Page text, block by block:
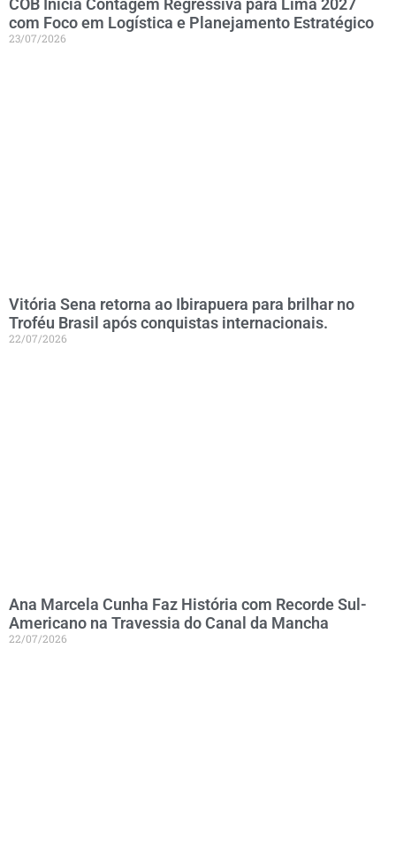
com Foco em Logística e Planejamento Estratégico
23/07/2026
Vitória Sena retorna ao Ibirapuera para brilhar no
Troféu Brasil após conquistas internacionais.
22/07/2026
Ana Marcela Cunha Faz História com Recorde Sul-
Americano na Travessia do Canal da Mancha
22/07/2026